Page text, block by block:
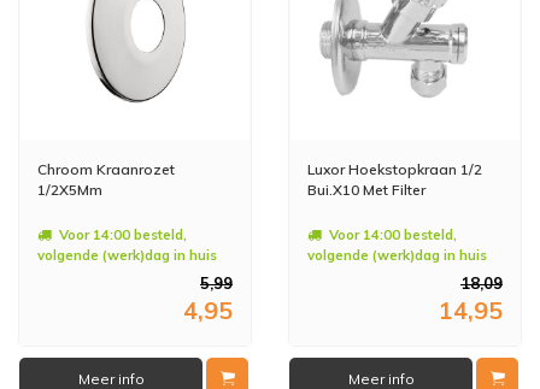
Chroom Kraanrozet
1/2X5Mm
Voor 14:00 besteld,
volgende (werk)dag in huis
5,99
4,95
Meer info
Luxor Hoekstopkraan 1/2
Bui.X10 Met Filter
Voor 14:00 besteld,
volgende (werk)dag in huis
18,09
14,95
Meer info